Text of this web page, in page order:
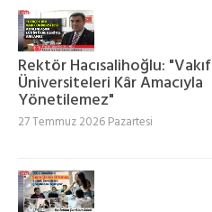
Rektör Hacısalihoğlu: "Vakıf
Üniversiteleri Kâr Amacıyla
Yönetilemez"
27 Temmuz 2026 Pazartesi